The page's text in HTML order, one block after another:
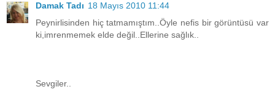
Damak Tadı 18 Mayıs 2010 11:44
Peynirlisinden hiç tatmamıştım..Öyle nefis bir görüntüsü var
ki,imrenmemek elde değil..Ellerine sağlık..
Sevgiler..